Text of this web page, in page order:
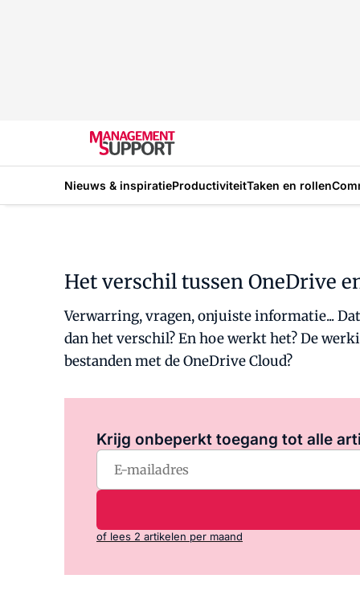
Nieuws & inspiratieProductiviteitTaken en rollen
Het verschil tussen OneDrive
Verwarring, vragen, onjuiste informatie...
dan het verschil? En hoe werkt het? De
bestanden met de OneDrive Cloud?
Krijg onbeperkt toegang tot alle
of lees 2 artikelen per maand